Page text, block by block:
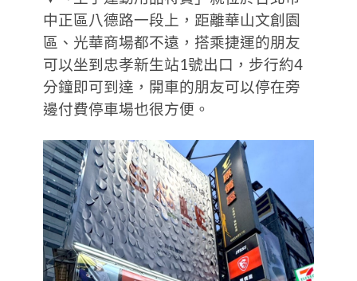
中正區八德路一段上，距離華山文創園
區、光華商場都不遠，搭乘捷運的朋友
可以坐到忠孝新生站1號出口，步行約4
分鐘即可到達，開車的朋友可以停在旁
邊付費停車場也很方便。